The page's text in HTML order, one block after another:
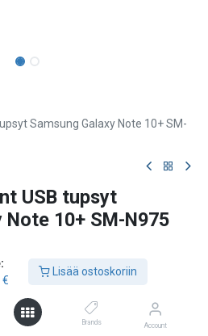
€
Lisää ostoskoriin
Brands Account
Samsung Galaxy Note 10+ SM-
USB tupsyt
Note 10+ SM-N975
Lisää ostoskoriin